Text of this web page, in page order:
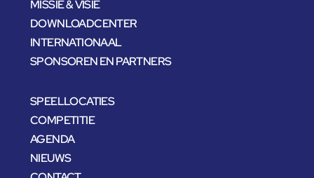
MISSIE & VISIE
DOWNLOADCENTER
INTERNATIONAAL
SPONSOREN EN PARTNERS
SPEELLOCATIES
COMPETITIE
AGENDA
NIEUWS